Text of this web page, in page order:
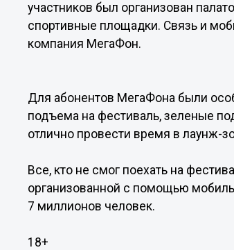
участников был организован
спортивные площадки. Связь и
компания МегаФон.
Для абонентов МегаФона были
подъема на фестиваль, зеленые
отлично провести время в лаунж-
Все, кто не смог поехать на
организованной с помощью
7 миллионов человек.
18+